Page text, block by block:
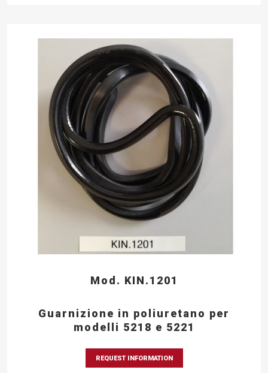
Mod. KIN.1201
Guarnizione in poliuretano per
modelli 5218 e 5221
REQUEST INFORMATION